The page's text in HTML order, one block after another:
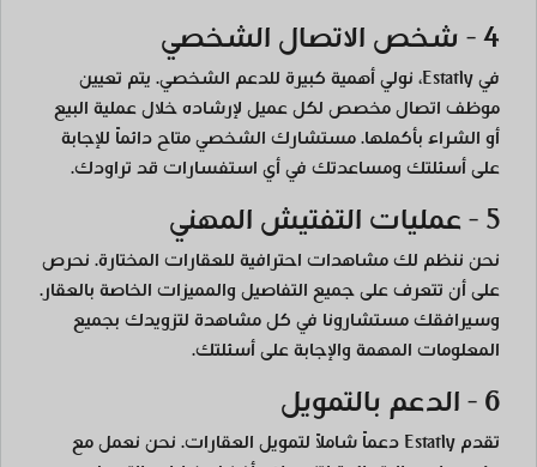
4 - شخص الاتصال الشخصي
في Estatly، نولي أهمية كبيرة للدعم الشخصي. يتم تعيين
موظف اتصال مخصص لكل عميل لإرشاده خلال عملية البيع
أو الشراء بأكملها. مستشارك الشخصي متاح دائماً للإجابة
على أسئلتك ومساعدتك في أي استفسارات قد تراودك.
5 - عمليات التفتيش المهني
نحن ننظم لك مشاهدات احترافية للعقارات المختارة. نحرص
على أن تتعرف على جميع التفاصيل والمميزات الخاصة بالعقار.
وسيرافقك مستشارونا في كل مشاهدة لتزويدك بجميع
المعلومات المهمة والإجابة على أسئلتك.
6 - الدعم بالتمويل
تقدم Estatly دعماً شاملاً لتمويل العقارات. نحن نعمل مع